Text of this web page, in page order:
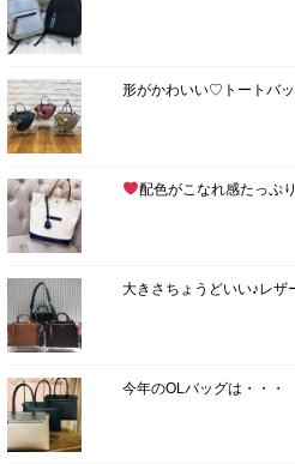
形がかわいい♡トートバ
配色がこなれ感たっぷ
大きさちょうどいい♪レザ
今年のOLバッグは・・・